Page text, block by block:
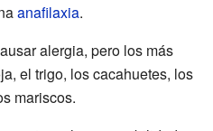
anafilaxia.
alergia, pero los más
el trigo, los cacahuetes, los
mariscos.